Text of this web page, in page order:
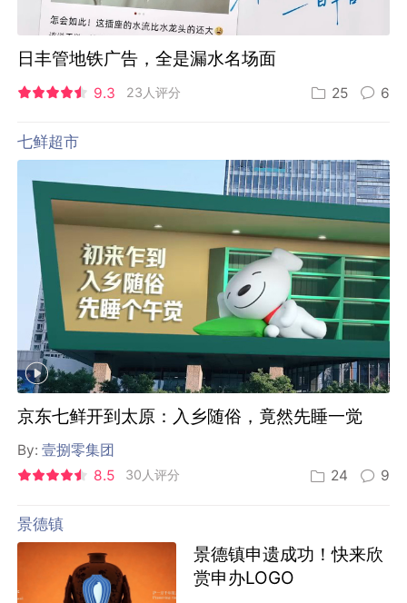
日丰管地铁广告，全是漏水名场面
9.3 23人评分 25 6
七鲜超市
京东七鲜开到太原：入乡随俗，竟然先睡一觉
By:壹捌零集团
8.5
30人评分 24 9
景德镇
景德镇申遗成功！快来欣
赏申办LOGO